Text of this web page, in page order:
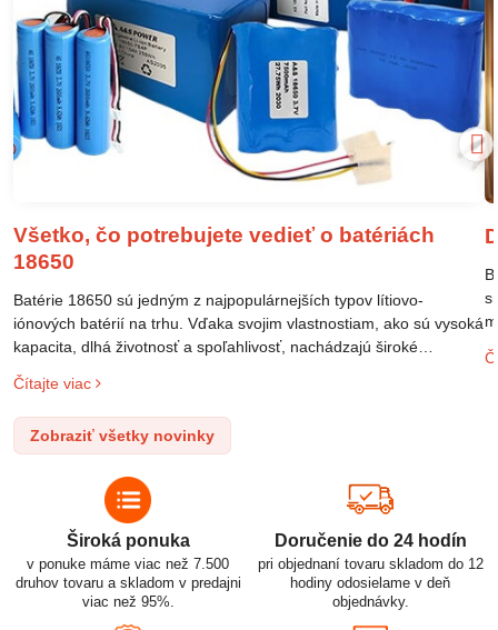
Všetko, čo potrebujete vedieť o batériách
18650
Batérie 18650 sú jedným z najpopulárnejších typov lítiovo-
iónových batérií na trhu. Vďaka svojim vlastnostiam, ako sú vysoká
kapacita, dlhá životnosť a spoľahlivosť, nachádzajú široké
po elektrické vozidlá. Pochopenie ich delenia, označovania a
správneho používania je kľúčom k ich efektívnemu a bezpečnému
využitiu.
Čítajte viac
Zobraziť všetky novinky
Široká ponuka
v ponuke máme viac než 7.500
druhov tovaru a skladom v predajni
viac než 95%.
Doručenie do 24 hodín
pri objednaní tovaru skladom do 12
hodiny odosielame v deň
objednávky.